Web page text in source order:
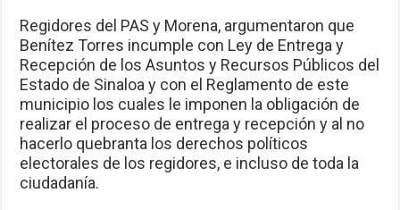
Regidores del PAS y Morena, argumentaron que
Benítez Torres incumple con Ley de Entrega y
Recepción de los Asuntos y Recursos Públicos del
Estado de Sinaloa y con el Reglamento de este
municipio los cuales le imponen la obligación de
realizar el proceso de entrega y recepción y al no
hacerlo quebranta los derechos políticos
electorales de los regidores, e incluso de toda la
ciudadanía.